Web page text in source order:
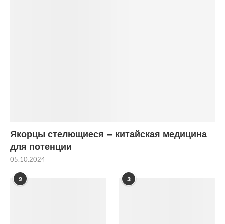
Якорцы стелющиеся – китайская медицина
для потенции
05.10.2024
2 3